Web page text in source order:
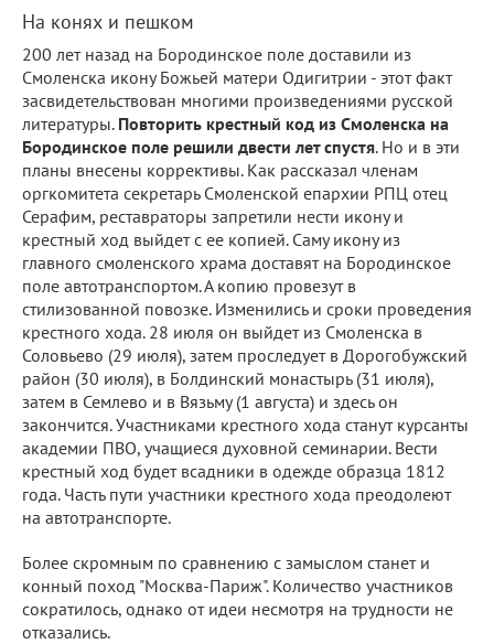
На конях и пешком
200 лет назад на Бородинское поле доставили из
Смоленска икону Божьей матери Одигитрии - этот факт
засвидетельствован многими произведениями русской
литературы. Повторить крестный код из Смоленска на
Бородинское поле решили двести лет спустя. Но и в эти
планы внесены коррективы. Как рассказал членам
оргкомитета секретарь Смоленской епархии РПЦ отец
Серафим, реставраторы запретили нести икону и
крестный ход выйдет с ее копией. Саму икону из
главного смоленского храма доставят на Бородинское
поле автотранспортом. А копию провезут в
стилизованной повозке. Изменились и сроки проведения
крестного хода. 28 июля он выйдет из Смоленска в
Соловьево (29 июля), затем проследует в Дорогобужский
район (30 июля), в Болдинский монастырь (31 июля),
затем в Семлево и в Вязьму (1 августа) и здесь он
закончится. Участниками крестного хода станут курсанты
академии ПВО, учащиеся духовной семинарии. Вести
крестный ход будет всадники в одежде образца 1812
года. Часть пути участники крестного хода преодолеют
на автотранспорте.
Более скромным по сравнению с замыслом станет и
конный поход "Москва-Париж". Количество участников
сократилось, однако от идеи несмотря на трудности не
отказались.